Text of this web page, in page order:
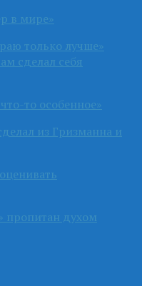
в мире»
только лучше»
сделал себя
то особенное»
из Гризманна и
пропитан духом